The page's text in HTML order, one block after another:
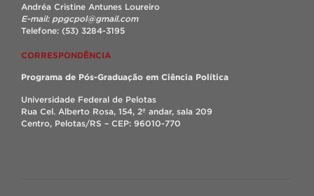
Andréa Cristine Antunes Loureiro
E-mail: ppgcpol@gmail.com
Telefone: (53) 3284-3195
CORRESPONDÊNCIA
Programa de Pós-Graduação em Ciência Política
Universidade Federal de Pelotas
Rua Cel. Alberto Rosa, 154, 2º andar, sala 209
Centro, Pelotas/RS – CEP: 96010-770